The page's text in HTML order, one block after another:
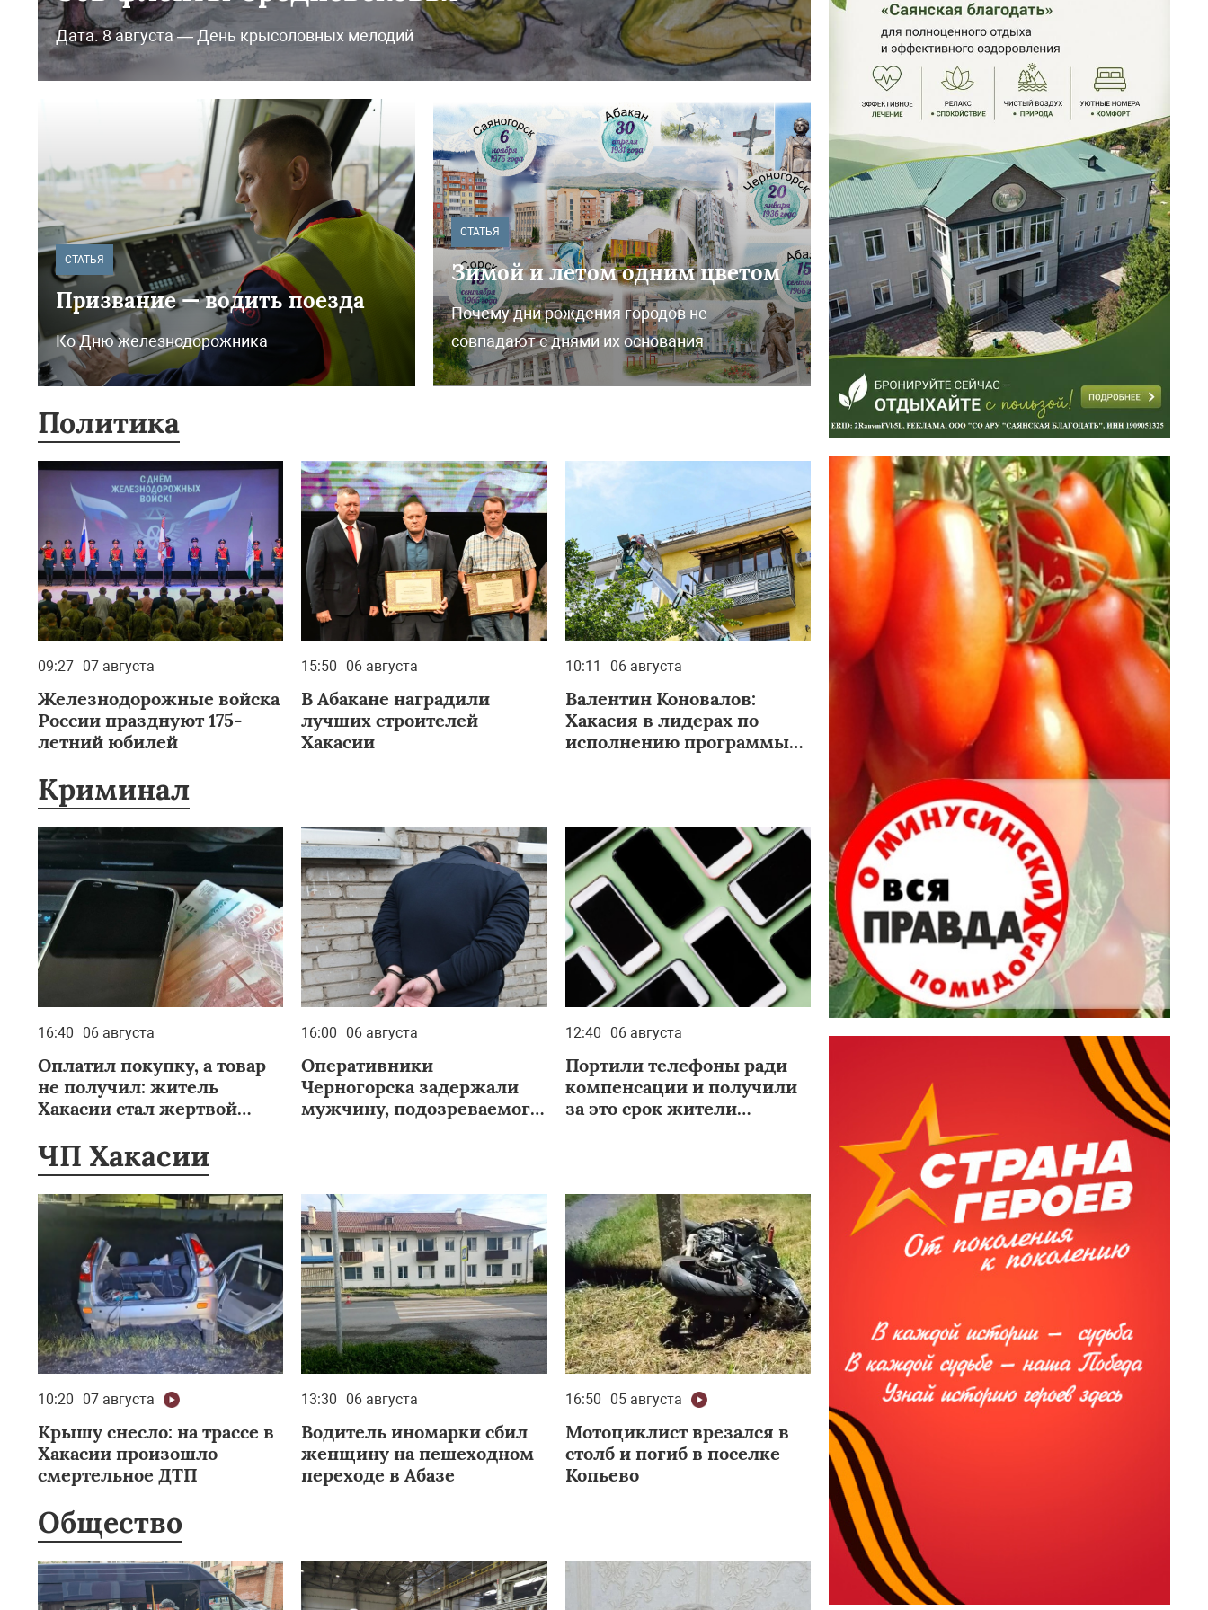
Дата. 8 августа — День крысоловных мелодий
СТАТЬЯ
Призвание — водить поезда
Ко Дню железнодорожника
СТАТЬЯ
Зимой и летом одним цветом
Почему дни рождения городов не
совпадают с днями их основания
Политика
09:27 07 августа
Железнодорожные войска
России празднуют 175-
летний юбилей
15:50 06 августа
В Абакане наградили
лучших строителей
Хакасии
10:11 06 августа
Валентин Коновалов:
Хакасия в лидерах по
исполнению программы
Криминал
16:40 06 августа
Оплатил покупку, а товар
не получил: житель
Хакасии стал жертвой
16:00 06 августа
Оперативники
Черногорска задержали
мужчину, подозреваемого
12:40 06 августа
Портили телефоны ради
компенсации и получили
за это срок жители
ЧП Хакасии
10:20 07 августа
Крышу снесло: на трассе в
Хакасии произошло
смертельное ДТП
13:30 06 августа
Водитель иномарки сбил
женщину на пешеходном
переходе в Абазе
16:50 05 августа
Мотоциклист врезался в
столб и погиб в поселке
Копьево
Общество